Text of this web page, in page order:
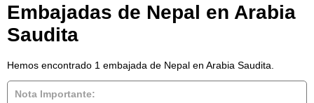
Embajadas de Nepal en Arabia
Saudita
Hemos encontrado 1 embajada de Nepal en Arabia Saudita.
Nota Importante: